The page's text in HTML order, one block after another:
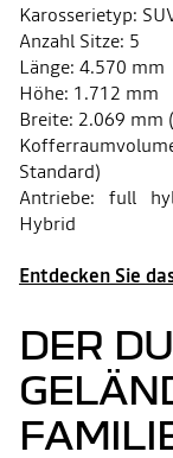
Karosserietyp:
Anzahl Sitze: 5
Länge: 4.570 mm
Höhe: 1.712 mm
Breite: 2.069 mm
Standard)
Antriebe: full
Hybrid
Entdecken Sie
DER